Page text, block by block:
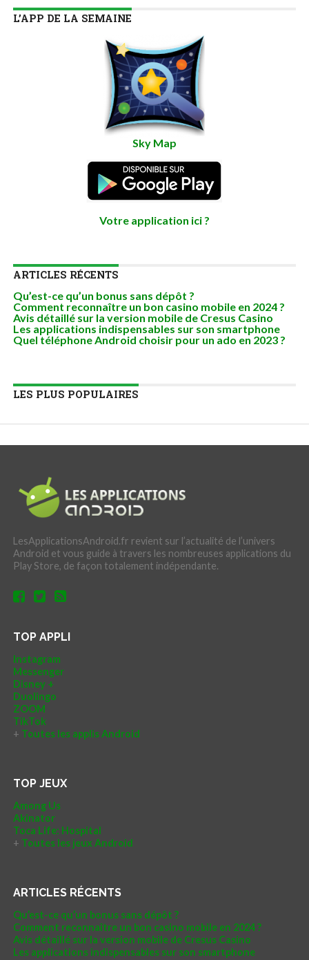
L’APP DE LA SEMAINE
Sky Map
Votre application ici ?
ARTICLES RÉCENTS
Qu’est-ce qu’un bonus sans dépôt ?
Comment reconnaître un bon casino mobile en 2024 ?
Avis détaillé sur la version mobile de Cresus Casino
Les applications indispensables sur son smartphone
Quel téléphone Android choisir pour un ado en 2023 ?
LES PLUS POPULAIRES
LesApplicationsAndroid.fr revient sur l’actualité de l’univers
Android et vous guide à travers les nombreuses applications du
Play Store, de façon totalement indépendante.
TOP APPLI
Instagram
Messenger
Disney +
Duolingo
ZOOM
TikTok
+ Toutes les applis Android
TOP JEUX
Among Us
Akinator
Toca Life: Hospital
+ Toutes les jeux Android
ARTICLES RÉCENTS
Qu’est-ce qu’un bonus sans dépôt ?
Comment reconnaître un bon casino mobile en 2024 ?
Avis détaillé sur la version mobile de Cresus Casino
Les applications indispensables sur son smartphone